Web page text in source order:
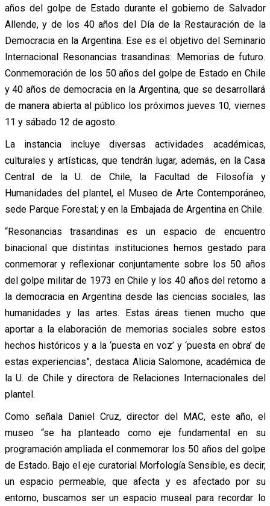
años del golpe de Estado durante el gobierno de Salvador
Allende, y de los 40 años del Día de la Restauración de la
Democracia en la Argentina. Ese es el objetivo del Seminario
Internacional Resonancias trasandinas: Memorias de futuro.
Conmemoración de los 50 años del golpe de Estado en Chile
y 40 años de democracia en la Argentina, que se desarrollará
de manera abierta al público los próximos jueves 10, viernes
11 y sábado 12 de agosto.
La instancia incluye diversas actividades académicas,
culturales y artísticas, que tendrán lugar, además, en la Casa
Central de la U. de Chile, la Facultad de Filosofía y
Humanidades del plantel, el Museo de Arte Contemporáneo,
sede Parque Forestal; y en la Embajada de Argentina en Chile.
“Resonancias trasandinas es un espacio de encuentro
binacional que distintas instituciones hemos gestado para
conmemorar y reflexionar conjuntamente sobre los 50 años
del golpe militar de 1973 en Chile y los 40 años del retorno a
la democracia en Argentina desde las ciencias sociales, las
humanidades y las artes. Estas áreas tienen mucho que
aportar a la elaboración de memorias sociales sobre estos
hechos históricos y a la ‘puesta en voz’ y ‘puesta en obra’ de
estas experiencias”, destaca Alicia Salomone, académica de
la U. de Chile y directora de Relaciones Internacionales del
plantel.
Como señala Daniel Cruz, director del MAC, este año, el
museo “se ha planteado como eje fundamental en su
programación ampliada el conmemorar los 50 años del golpe
de Estado. Bajo el eje curatorial Morfología Sensible, es decir,
un espacio permeable, que afecta y es afectado por su
entorno, buscamos ser un espacio museal para recordar lo